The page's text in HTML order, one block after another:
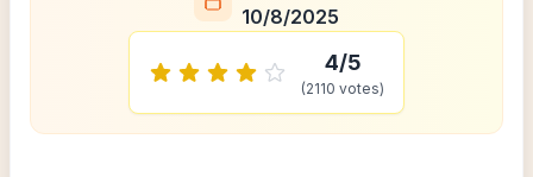
10/8/2025
4/5
(2110 votes)